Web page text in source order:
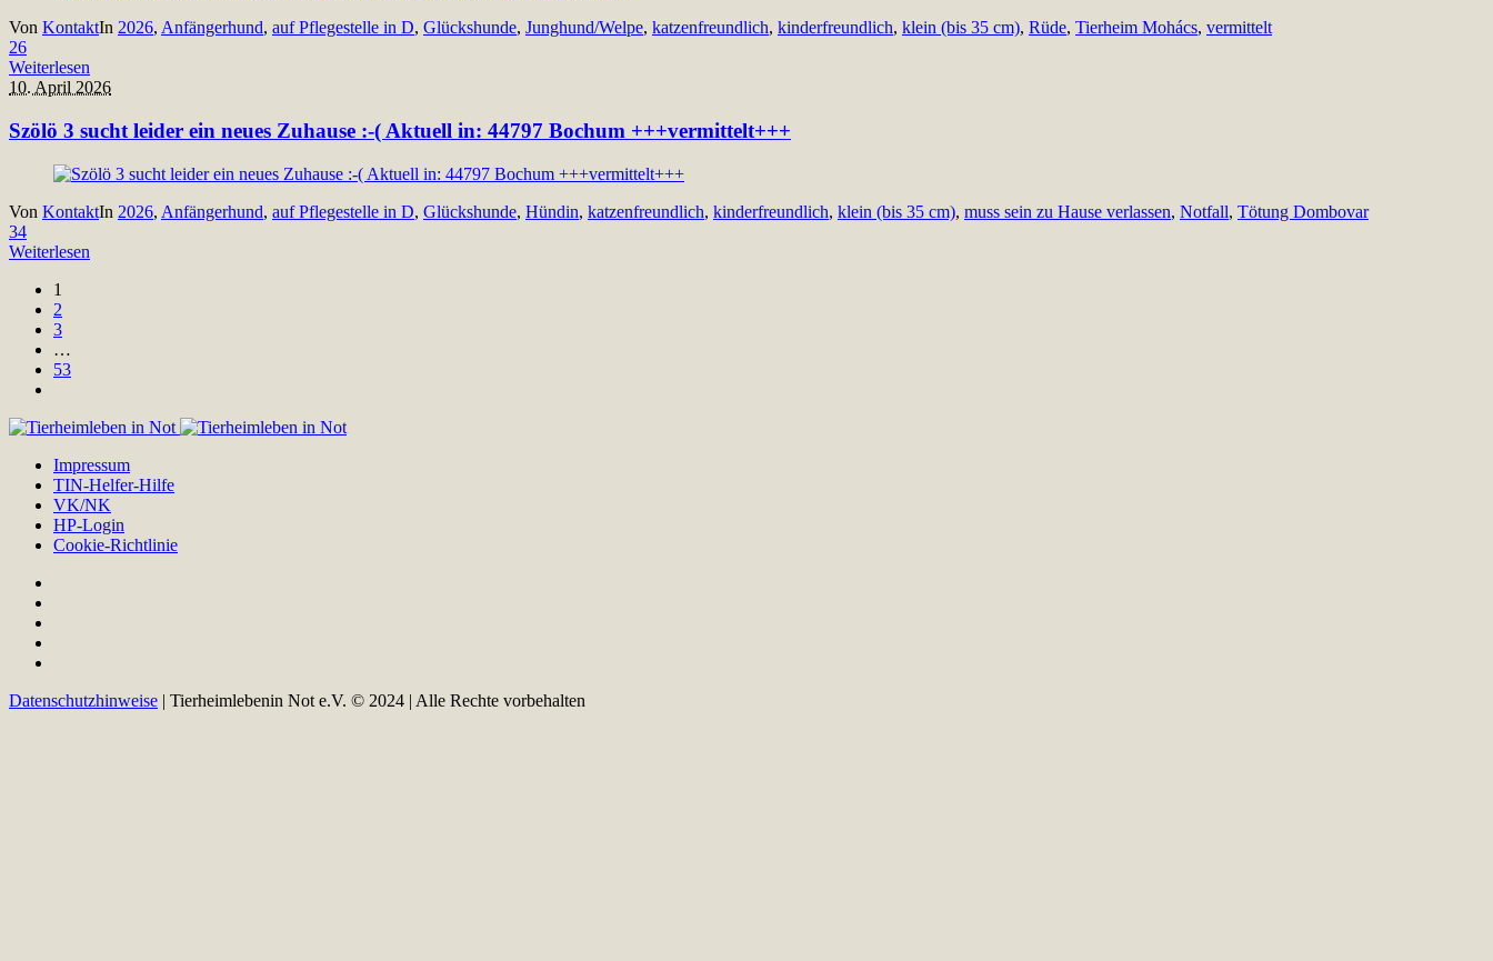
Von KontaktIn 2026, Anfängerhund, auf Pflegestelle in D, Glückshunde, Junghund/Welpe, katzenfreundlich, kinderfreundlich, klein (bis 35 cm), Rüde, Tierheim Mohács, vermittelt
26
Weiterlesen
10. April 2026
Szölö 3 sucht leider ein neues Zuhause :-( Aktuell in: 44797 Bochum +++vermittelt+++
Von KontaktIn 2026, Anfängerhund, auf Pflegestelle in D, Glückshunde, Hündin, katzenfreundlich, kinderfreundlich, klein (bis 35 cm), muss sein zu Hause verlassen, Notfall, Tötung Dombovar
34
Weiterlesen
1
2
3
…
53
Impressum
TIN-Helfer-Hilfe
VK/NK
HP-Login
Cookie-Richtlinie
Datenschutzhinweise | Tierheimlebenin Not e.V. © 2024 | Alle Rechte vorbehalten